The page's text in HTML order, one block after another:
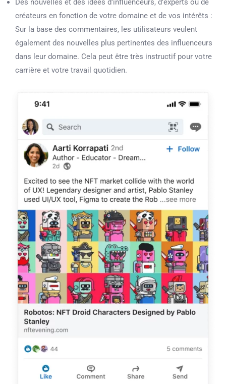
Des nouvelles et des idées d’influenceurs, d’experts ou de
créateurs en fonction de votre domaine et de vos intérêts :
Sur la base des commentaires, les utilisateurs veulent
également des nouvelles plus pertinentes des influenceurs
dans leur domaine. Cela peut être très instructif pour votre
carrière et votre travail quotidien.